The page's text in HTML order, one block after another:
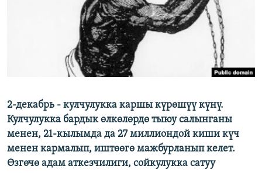
ЫҢГАЙСЫЗ СУРООЛОР
ЭЕ/АРнун бардык сайттары
2-декабрь - кулчулукка каршы күрөшүү күнү.
Кулчулукка бардык өлкөлөрдө тыюу салынганы
менен, 21-кылымда да 27 миллиондой киши күч
менен кармалып, иштөөгө мажбурланып келет.
Өзгөчө адам аткезчилиги, сойкулукка сатуу